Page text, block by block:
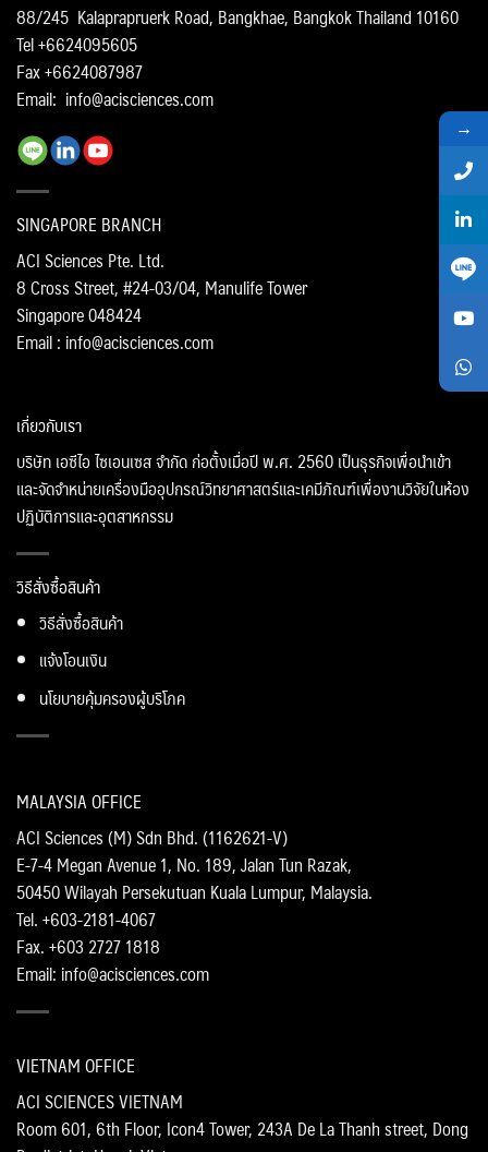
88/245 Kalaprapruerk Road, Bangkhae, Bangkok Thailand 10160
Tel +6624095605
Fax +6624087987
Email: info@acisciences.com
SINGAPORE BRANCH
ACI Sciences Pte. Ltd.
8 Cross Street, #24-03/04, Manulife Tower
Singapore 048424
Email : info@acisciences.com
MALAYSIA OFFICE
ACI Sciences (M) Sdn Bhd. (1162621-V)
E-7-4 Megan Avenue 1, No. 189, Jalan Tun Razak,
50450 Wilayah Persekutuan Kuala Lumpur, Malaysia.
Tel. +603-2181-4067
Fax. +603 2727 1818
Email: info@acisciences.com
VIETNAM OFFICE
ACI SCIENCES VIETNAM
Room 601, 6th Floor, Icon4 Tower, 243A De La Thanh street, Dong
เกี่ยวกับเรา
บริษัท เอซีไอ ไซเอนเซส จำกัด ก่อตั้งเมื่อปี พ.ศ. 2560 เป็นธุรกิจเพื่อนำเข้า
และจัดจำหน่ายเครื่องมืออุปกรณ์วิทยาศาสตร์และเคมีภัณฑ์เพื่องานวิจัยในห้อง
ปฏิบัติการและอุตสาหกรรม
วิธีสั่งซื้อสินค้า
วิธีสั่งซื้อสินค้า
แจ้งโอนเงิน
นโยบายคุ้มครองผู้บริโภค
→